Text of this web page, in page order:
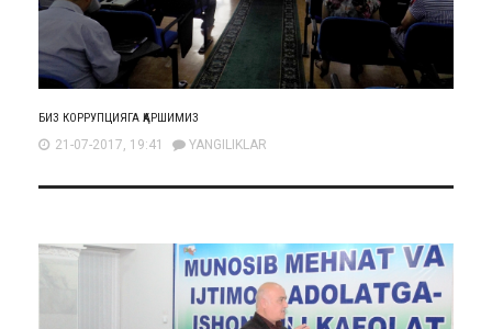
БИЗ КОРРУПЦИЯГА ҚАРШИМИЗ
21-07-2017, 19:41 YANGILIKLAR